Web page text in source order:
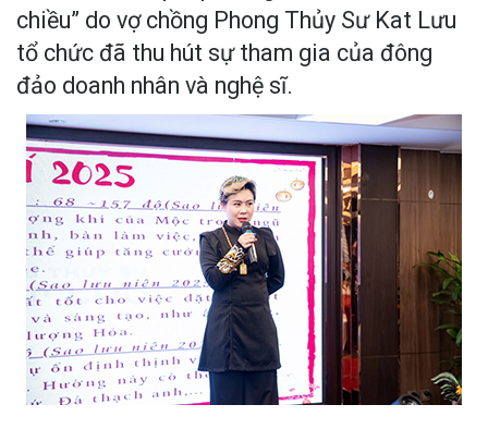
chiều” do vợ chồng Phong Thủy Sư Kat Lưu
tổ chức đã thu hút sự tham gia của đông
đảo doanh nhân và nghệ sĩ.